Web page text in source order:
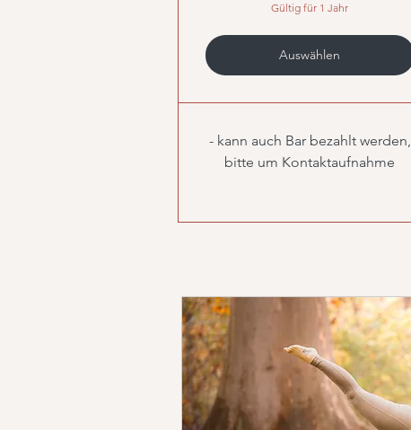
Gültig für 1 Jahr
Auswählen
- kann auch Bar bezahlt werden,
bitte um Kontaktaufnahme